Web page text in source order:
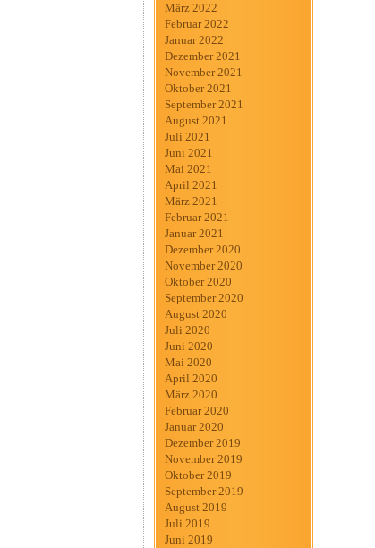
März 2022
Februar 2022
Januar 2022
Dezember 2021
November 2021
Oktober 2021
September 2021
August 2021
Juli 2021
Juni 2021
Mai 2021
April 2021
März 2021
Februar 2021
Januar 2021
Dezember 2020
November 2020
Oktober 2020
September 2020
August 2020
Juli 2020
Juni 2020
Mai 2020
April 2020
März 2020
Februar 2020
Januar 2020
Dezember 2019
November 2019
Oktober 2019
September 2019
August 2019
Juli 2019
Juni 2019